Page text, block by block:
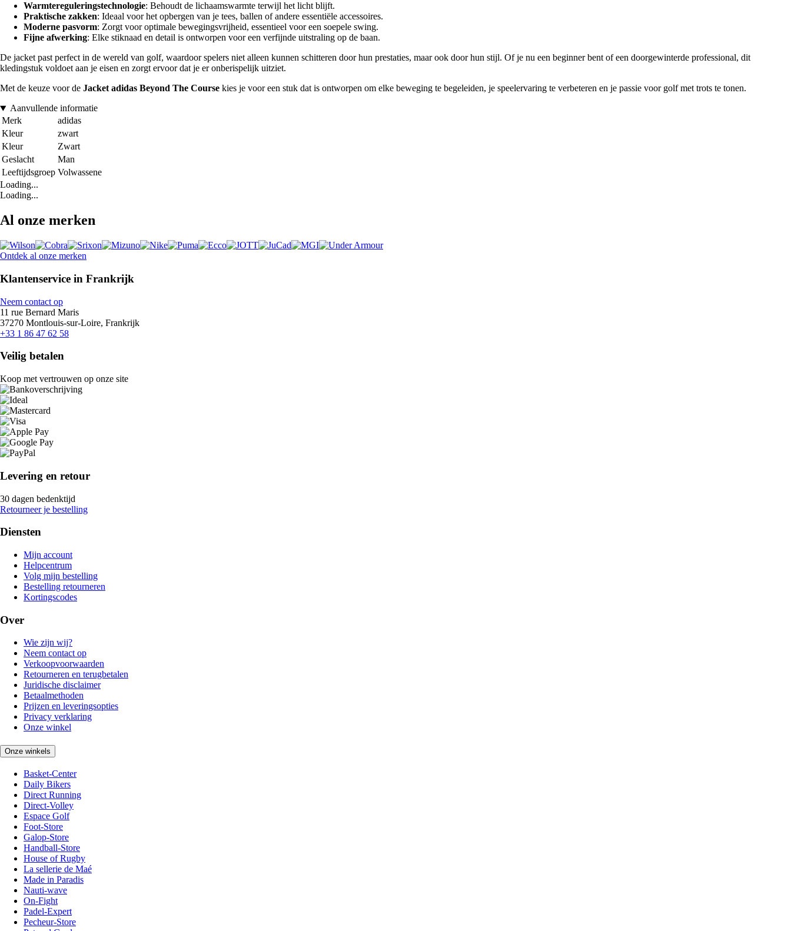
Warmtereguleringstechnologie: Behoudt de lichaamswarmte terwijl het licht blijft.
Praktische zakken: Ideaal voor het opbergen van je tees, ballen of andere essentiële accessoires.
Moderne pasvorm: Zorgt voor optimale bewegingsvrijheid, essentieel voor een soepele swing.
Fijne afwerking: Elke stiknaad en detail is ontworpen voor een verfijnde uitstraling op de baan.
De jacket past perfect in de wereld van golf, waardoor spelers niet alleen kunnen schitteren door hun prestaties, maar ook door hun stijl. Of je nu een beginner bent of een doorgewinterde professional, dit
kledingstuk voldoet aan je eisen en zorgt ervoor dat je er onberispelijk uitziet.
Met de keuze voor de Jacket adidas Beyond The Course kies je voor een stuk dat is ontworpen om elke beweging te begeleiden, je speelervaring te verbeteren en je passie voor golf met trots te tonen.
Aanvullende informatie
Merk
adidas
Kleur
zwart
Kleur
Zwart
Geslacht
Man
Leeftijdsgroep Volwassene
Loading...
Loading...
Al onze merken
Ontdek al onze merken
Klantenservice in Frankrijk
Neem contact op
11 rue Bernard Maris
37270 Montlouis-sur-Loire, Frankrijk
+33 1 86 47 62 58
Veilig betalen
Koop met vertrouwen op onze site
Levering en retour
30 dagen bedenktijd
Retourneer je bestelling
Diensten
Mijn account
Helpcentrum
Volg mijn bestelling
Bestelling retourneren
Kortingscodes
Over
Wie zijn wij?
Neem contact op
Verkoopvoorwaarden
Retourneren en terugbetalen
Juridische disclaimer
Betaalmethoden
Prijzen en leveringsopties
Privacy verklaring
Onze winkel
Onze winkels
Basket-Center
Daily Bikers
Direct Running
Direct-Volley
Espace Golf
Foot-Store
Galop-Store
Handball-Store
House of Rugby
La sellerie de Maé
Made in Paradis
Nauti-wave
On-Fight
Padel-Expert
Pecheur-Store